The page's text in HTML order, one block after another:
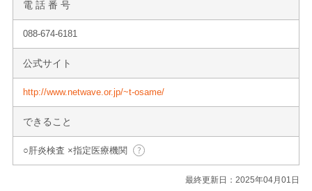
電 話 番 号
088-674-6181
公式サイト
http://www.netwave.or.jp/~t-osame/
できること
○肝炎検査 ×指定医療機関
最終更新日：2025年04月01日